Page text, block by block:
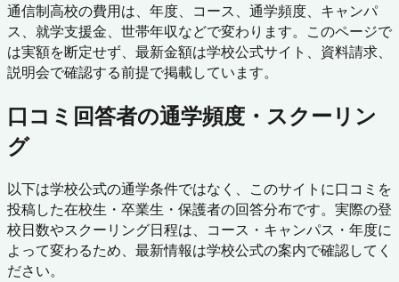
通信制高校の費用は、年度、コース、通学頻度、キャンパ
ス、就学支援金、世帯年収などで変わります。このページで
は実額を断定せず、最新金額は学校公式サイト、資料請求、
説明会で確認する前提で掲載しています。
口コミ回答者の通学頻度・スクーリン
グ
以下は学校公式の通学条件ではなく、このサイトに口コミを
投稿した在校生・卒業生・保護者の回答分布です。実際の登
校日数やスクーリング日程は、コース・キャンパス・年度に
よって変わるため、最新情報は学校公式の案内で確認してく
ださい。